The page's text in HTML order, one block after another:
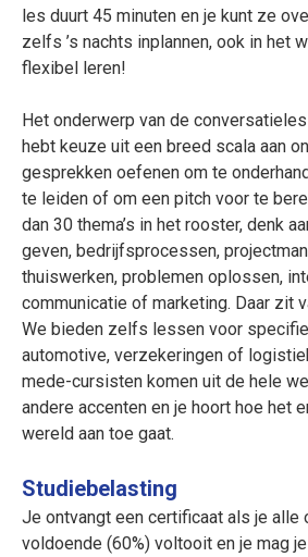
les duurt 45 minuten en je kunt ze
zelfs ’s nachts inplannen, ook in het
flexibel leren!
Het onderwerp van de
hebt keuze uit een breed scala aan
gesprekken oefenen om te
te leiden of om een pitch voor te
dan 30 thema’s in het rooster, denk
geven, bedrijfsprocessen,
thuiswerken, problemen oplossen,
communicatie of marketing. Daar zit
We bieden zelfs lessen voor
automotive, verzekeringen of
mede-cursisten komen uit de hele
andere accenten en je hoort hoe het
wereld aan toe gaat.
Studiebelasting
Je ontvangt een certificaat als je alle
voldoende (60%) voltooit en je mag